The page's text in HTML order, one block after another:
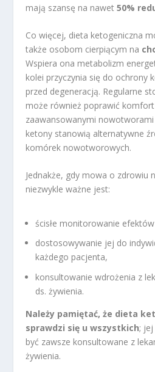
mają szansę na nawet50%
Co więcej, dieta ketogeniczna
także osobom cierpiącym na
Wspiera ona metabolizm
kolei przyczynia się do ochrony
przed degeneracją. Regularne
może również poprawić
zaawansowanymi
ketony stanowią alternatywne
komórek nowotworowych.
Jednakże, gdy mowa o zdrowiu
niezwykle ważne jest:
ścisłe monitorowanie
dostosowywanie jej do
każdego pacjenta,
konsultowanie wdrożenia z
ds. żywienia.
Należy pamiętać, że dieta
sprawdzi się u wszystkich;
być zawsze konsultowane z
żywienia.